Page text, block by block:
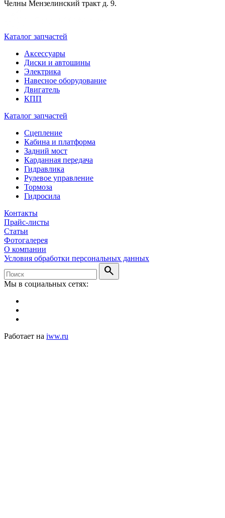
Челны Мензелинский тракт д. 9.
Каталог запчастей
Аксессуары
Диски и автошины
Электрика
Навесное оборудование
Двигатель
КПП
Каталог запчастей
Сцепление
Кабина и платформа
Задний мост
Карданная передача
Гидравлика
Рулевое управление
Тормоза
Гидросила
Контакты
Прайс-листы
Статьи
Фотогалерея
О компании
Условия обработки персональных данных
search
Мы в социальных сетях:
Работает на iww.ru